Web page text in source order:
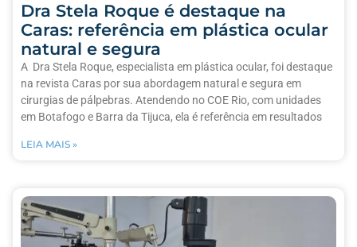
Dra Stela Roque é destaque na
Caras: referência em plástica ocular
natural e segura
A Dra Stela Roque, especialista em plástica ocular, foi destaque
na revista Caras por sua abordagem natural e segura em
cirurgias de pálpebras. Atendendo no COE Rio, com unidades
em Botafogo e Barra da Tijuca, ela é referência em resultados
LEIA MAIS »